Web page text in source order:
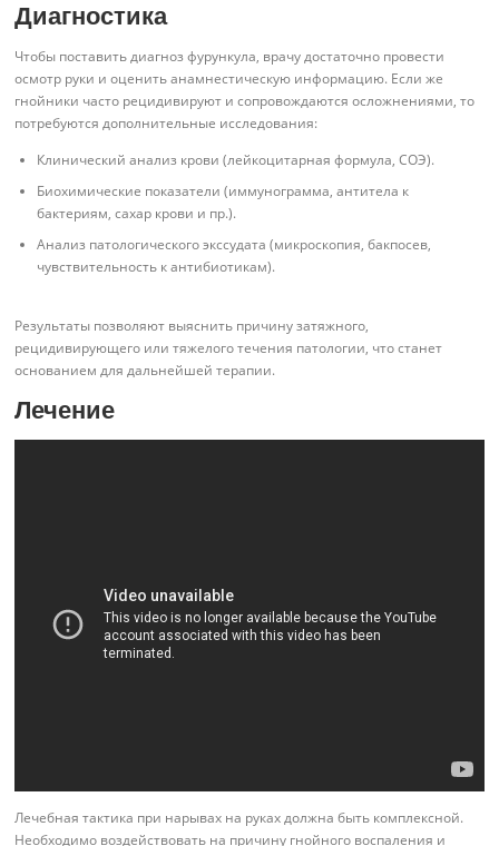
Диагностика
Чтобы поставить диагноз фурункула, врачу достаточно провести
осмотр руки и оценить анамнестическую информацию. Если же
гнойники часто рецидивируют и сопровождаются осложнениями, то
потребуются дополнительные исследования:
Клинический анализ крови (лейкоцитарная формула, СОЭ).
Биохимические показатели (иммунограмма, антитела к
бактериям, сахар крови и пр.).
Анализ патологического экссудата (микроскопия, бакпосев,
чувствительность к антибиотикам).
Результаты позволяют выяснить причину затяжного,
рецидивирующего или тяжелого течения патологии, что станет
основанием для дальнейшей терапии.
Лечение
Лечебная тактика при нарывах на руках должна быть комплексной.
Необходимо воздействовать на причину гнойного воспаления и